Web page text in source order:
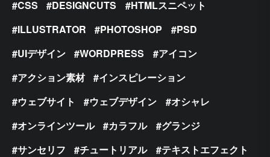
CSS DESIGNCUTS
HTMLスニペット
ILLUSTRATOR
PHOTOSHOP
PSD
UIデザイン
WORDPRESS
アイコン
アクション素材
インスピレーション
ウェブサイト
ウェブデザイン
オシャレ
オンラインツール
カラフル
グランジ
サンセリフ
チュートリアル
テキストエフェクト